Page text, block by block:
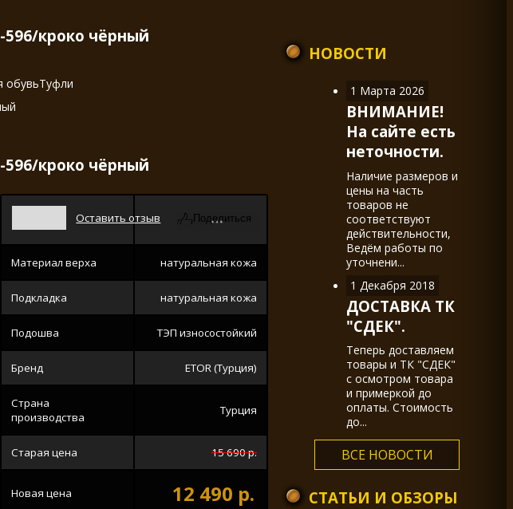
кроко чёрный
обувьТуфли
кроко чёрный
Оставить отзыв
Материал верха натуральная кожа
Подкладка натуральная кожа
Подошва ТЭП износостойкий
Бренд ETOR (Турция)
Страна
производства
Турция
Старая цена 15 690 р.
Новая цена 12 490 р.
НОВОСТИ
1 Марта 2026
ВНИМАНИЕ!
На сайте есть
неточности.
Наличие размеров и
цены на часть
товаров не
соответствуют
действительности,
Ведём работы по
уточнени...
1 Декабря 2018
ДОСТАВКА ТК
"СДЕК".
Теперь доставляем
товары и ТК "СДЕК"
с осмотром товара
и примеркой до
оплаты. Стоимость
до...
ВСЕ НОВОСТИ
СТАТЬИ И ОБЗОРЫ